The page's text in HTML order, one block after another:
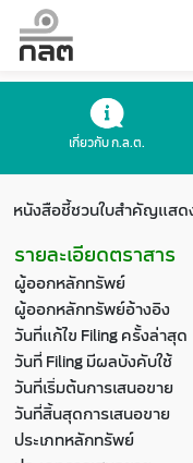
เกี่ยวกับ ก.ล.ต.
หนังสือชี้ชวนใบสำคัญแส
รายละเอียดตราสาร
ผู้ออกหลักทรัพย์
ผู้ออกหลักทรัพย์อ้างอิง
วันที่แก้ไข Filing ครั้งล่าสุด
วันที่ Filing มีผลบังคับใช้
วันที่เริ่มต้นการเสนอขาย
วันที่สิ้นสุดการเสนอขาย
ประเภทหลักทรัพย์